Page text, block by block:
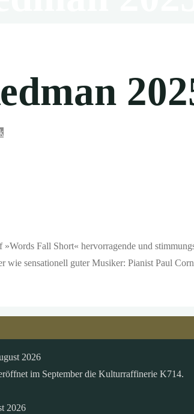
»Words Fall Short« hervorragende und
sensationell guter Musiker: Pianist Paul
2026
im September die Kulturraffinerie K714.
2026